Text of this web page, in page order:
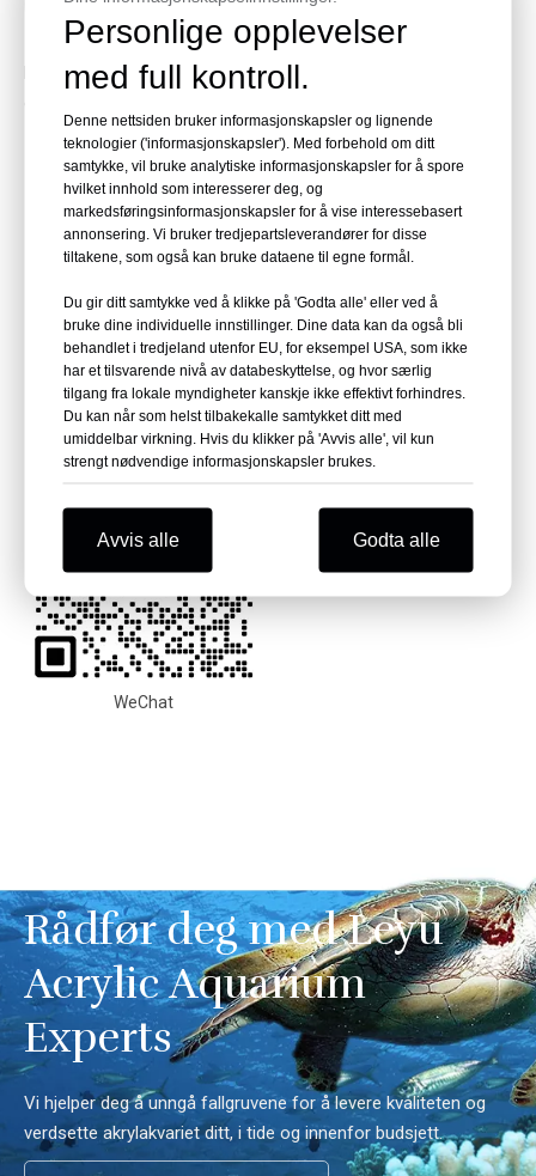
Du kan også skanne direktemeldingslenken nedenfor for å nå
Whatsapp
WeChat
Rådfør deg med Leyu
Acrylic Aquarium
Experts
Vi hjelper deg å unngå fallgruvene for å levere kvaliteten og
verdsette akrylakvariet ditt, i tide og innenfor budsjett.
Personlige opplevelser
med full kontroll.
Denne nettsiden bruker informasjonskapsler og lignende
teknologier ('informasjonskapsler'). Med forbehold om ditt
samtykke, vil bruke analytiske informasjonskapsler for å spore
hvilket innhold som interesserer deg, og
markedsføringsinformasjonskapsler for å vise interessebasert
annonsering. Vi bruker tredjepartsleverandører for disse
tiltakene, som også kan bruke dataene til egne formål.
Du gir ditt samtykke ved å klikke på 'Godta alle' eller ved å
bruke dine individuelle innstillinger. Dine data kan da også bli
behandlet i tredjeland utenfor EU, for eksempel USA, som ikke
har et tilsvarende nivå av databeskyttelse, og hvor særlig
tilgang fra lokale myndigheter kanskje ikke effektivt forhindres.
Du kan når som helst tilbakekalle samtykket ditt med
umiddelbar virkning. Hvis du klikker på 'Avvis alle', vil kun
strengt nødvendige informasjonskapsler brukes.
Avvis alle Godta alle